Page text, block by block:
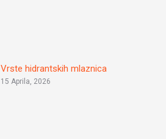
Vrste hidrantskih mlaznica
15 Aprila, 2026